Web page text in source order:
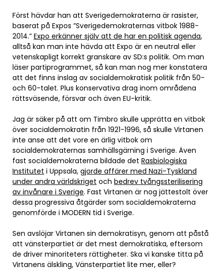
Först hävdar han att Sverigedemokraterna är rasister,
baserat på Expos ”Sverigedemokraternas vitbok 1988-
2014.” Expo erkänner själv att de har en politisk agenda,
alltså kan man inte hävda att Expo är en neutral eller
vetenskapligt korrekt granskare av SD:s politik. Om man
läser partiprogrammet, så kan man nog mer konstatera
att det finns inslag av socialdemokratisk politik från 50-
och 60-talet. Plus konservativa drag inom områdena
rättsväsende, försvar och även EU-kritik.
Jag är säker på att om Timbro skulle upprätta en vitbok
över socialdemokratin från 1921-1996, så skulle Virtanen
inte anse att det vore en ärlig vitbok om
socialdemokraternas samhällsgärning i Sverige. Även
fast socialdemokraterna bildade det Rasbiologiska
Institutet i Uppsala, gjorde affärer med Nazi-Tyskland
under andra världskriget och bedrev tvångssterilisering
av invånare i Sverige. Fast Virtanen är nog jättestolt över
dessa progressiva åtgärder som socialdemokraterna
genomförde i MODERN tid i Sverige.
Sen avslöjar Virtanen sin demokratisyn, genom att påstå
att vänsterpartiet är det mest demokratiska, eftersom
de driver minoriteters rättigheter. Ska vi kanske titta på
Virtanens älskling, Vänsterpartiet lite mer, eller?